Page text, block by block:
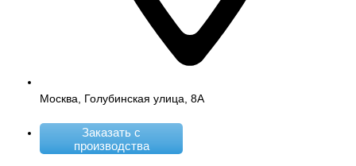
Москва, Голубинская улица, 8А
Заказать с
производства